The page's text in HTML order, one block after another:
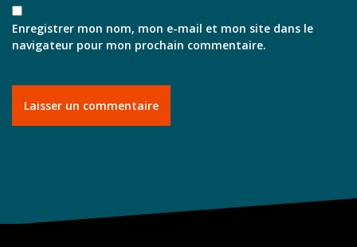
Enregistrer mon nom, mon e-mail et mon site dans le
navigateur pour mon prochain commentaire.